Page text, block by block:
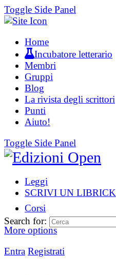
Toggle Side Panel
Home
Incubatore letterario
Membri
Gruppi
Blog
La rivista degli scrittori
Punti
Aiuto!
Toggle Side Panel
Leggi
SCRIVI UN LIBRICK
Corsi
More options
Entra Registrati
Search for: